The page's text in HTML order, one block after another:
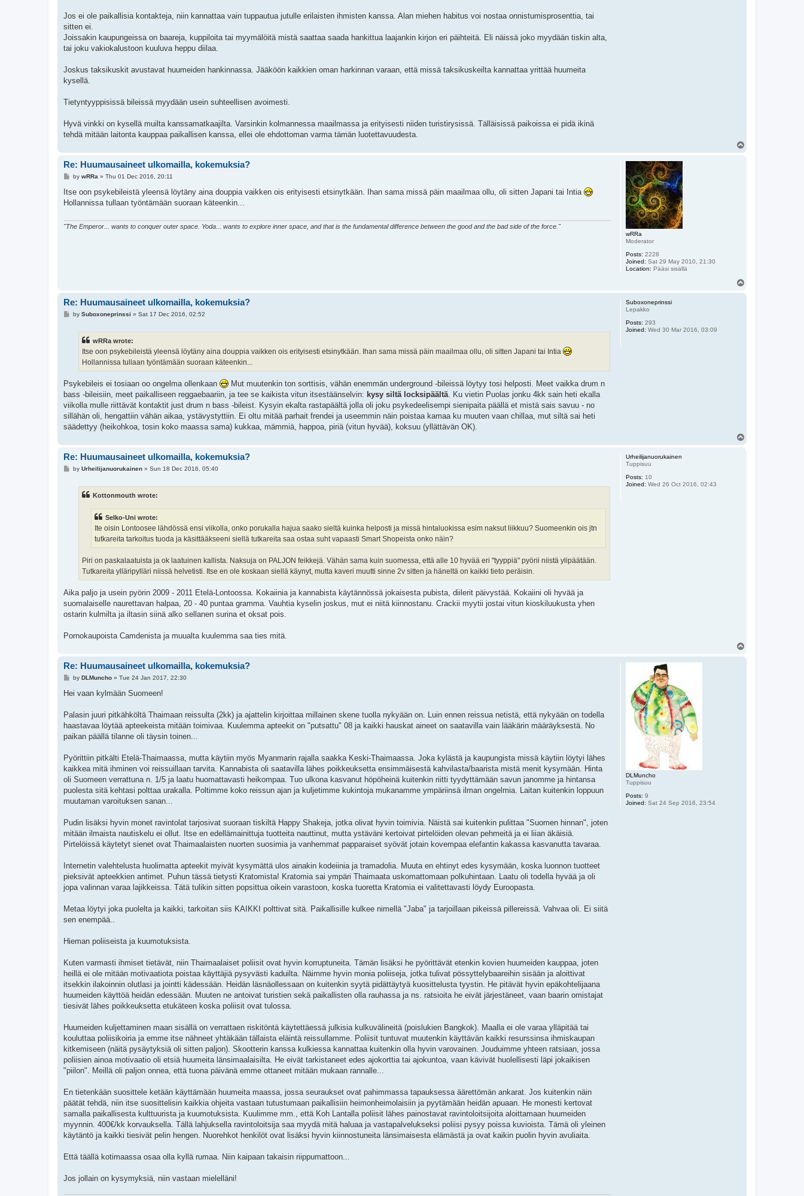
Jos ei ole paikallisia kontakteja, niin kannattaa vain tuppautua jutulle erilaisten ihmisten kanssa. Alan miehen habitus voi nostaa onnistumisprosenttia, tai
sitten ei.
Joissakin kaupungeissa on baareja, kuppiloita tai myymälöitä mistä saattaa saada hankittua laajankin kirjon eri päihteitä. Eli näissä joko myydään tiskin alta,
tai joku vakiokalustoon kuuluva heppu diilaa.
Joskus taksikuskit avustavat huumeiden hankinnassa. Jääköön kaikkien oman harkinnan varaan, että missä taksikuskeilta kannattaa yrittää huumeita
kysellä.
Tietyntyyppisissä bileissä myydään usein suhteellisen avoimesti.
Hyvä vinkki on kysellä muilta kanssamatkaajilta. Varsinkin kolmannessa maailmassa ja erityisesti niiden turistirysissä. Tälläisissä paikoissa ei pidä ikinä
tehdä mitään laitonta kauppaa paikallisen kanssa, ellei ole ehdottoman varma tämän luotettavuudesta.
wRRa
Moderator
Posts: 2228
Joined: Sat 29 May 2010, 21:30
Location: Pääsi sisällä
Re: Huumausaineet ulkomailla, kokemuksia?
P
s
by wRRa » Thu 01 Dec 2016, 20:11
Itse oon psykebileistä yleensä löytäny aina douppia vaikken ois erityisesti etsinytkään. Ihan sama missä päin maailmaa ollu, oli sitten Japani tai Intia
Hollannissa tullaan työntämään suoraan käteenkin...
"The Emperor... wants to conquer outer space. Yoda... wants to explore inner space, and that is the fundamental difference between the good and the bad side of the force."
Suboxoneprinssi
Lepakko
Posts: 293
Joined: Wed 30 Mar 2016, 03:09
Re: Huumausaineet ulkomailla, kokemuksia?
Pby Suboxoneprinssi » Sat 17 Dec 2016, 02:52
wRRa wrote:
Itse oon psykebileistä yleensä löytäny aina douppia vaikken ois erityisesti etsinytkään. Ihan sama missä päin maailmaa ollu, oli sitten Japani tai Intia
Hollannissa tullaan työntämään suoraan käteenkin...
Psykebileis ei tosiaan oo ongelma ollenkaan
Mut muutenkin ton sorttisis, vähän enemmän underground -bileissä löytyy tosi helposti. Meet vaikka drum n
bass -bileisiin, meet paikalliseen reggaebaariin, ja tee se kaikista vitun itsestäänselvin: kysy siltä locksipäältä. Ku vietin Puolas jonku 4kk sain heti ekalla
viikolla mulle riittävät kontaktit just drum n bass -bileist. Kysyin ekalta rastapäältä jolla oli joku psykedeelisempi sienipaita päällä et mistä sais savuu - no
sillähän oli, hengattiin vähän aikaa, ystävystyttiin. Ei oltu mitää parhait frendei ja useemmin näin poistaa kamaa ku muuten vaan chillaa, mut siltä sai heti
säädettyy (heikohkoa, tosin koko maassa sama) kukkaa, mämmiä, happoa, piriä (vitun hyvää), koksuu (yllättävän OK).
Urheilijanuorukainen
Tuppisuu
Posts: 10
Joined: Wed 26 Oct 2016, 02:43
Re: Huumausaineet ulkomailla, kokemuksia?
Pby Urheilijanuorukainen» Sun 18 Dec 2016, 05:40
Kottonmouth wrote:
Selko-Uni wrote:
Ite oisin Lontoosee lähdössä ensi viikolla, onko porukalla hajua saako sieltä kuinka helposti ja missä hintaluokissa esim naksut liikkuu? Suomeenkin ois jtn
tutkareita tarkoitus tuoda ja käsittääkseeni siellä tutkareita saa ostaa suht vapaasti Smart Shopeista onko näin?
Piri on paskalaatuista ja ok laatuinen kallista. Naksuja on PALJON feikkejä. Vähän sama kuin suomessa, että alle 10 hyvää eri "tyyppiä" pyörii niistä ylipäätään.
Tutkareita ylläripylläri niissä helvetisti. Itse en ole koskaan siellä käynyt, mutta kaveri muutti sinne 2v sitten ja häneltä on kaikki tieto peräisin.
Aika paljo ja usein pyörin 2009 - 2011 Etelä-Lontoossa. Kokaiinia ja kannabista käytännössä jokaisesta pubista, diilerit päivystää. Kokaiini oli hyvää ja
suomalaiselle naurettavan halpaa, 20 - 40 puntaa gramma. Vauhtia kyselin joskus, mut ei niitä kiinnostanu. Crackii myytii jostai vitun kioskiluukusta yhen
ostarin kulmilta ja iltasin siinä alko sellanen surina et oksat pois.
Pornokaupoista Camdenista ja muualta kuulemma saa ties mitä.
DLMuncho
Tuppisuu
Posts: 9
Joined: Sat 24 Sep 2016, 23:54
Re: Huumausaineet ulkomailla, kokemuksia?
P
s
by DLMuncho» Tue 24 Jan 2017, 22:30
Hei vaan kylmään Suomeen!
Palasin juuri pitkähköltä Thaimaan reissulta (2kk) ja ajattelin kirjoittaa millainen skene tuolla nykyään on. Luin ennen reissua netistä, että nykyään on todella
haastavaa löytää apteekeista mitään toimivaa. Kuulemma apteekit on "putsattu" 08 ja kaikki hauskat aineet on saatavilla vain lääkärin määräyksestä. No
paikan päällä tilanne oli täysin toinen...
Pyörittiin pitkälti Etelä-Thaimaassa, mutta käytiin myös Myanmarin rajalla saakka Keski-Thaimaassa. Joka kylästä ja kaupungista missä käytiin löytyi lähes
kaikkea mitä ihminen voi reissuillaan tarvita. Kannabista oli saatavilla lähes poikkeuksetta ensimmäisestä kahvilasta/baarista mistä menit kysymään. Hinta
oli Suomeen verrattuna n. 1/5 ja laatu huomattavasti heikompaa. Tuo ulkona kasvanut höpöheinä kuitenkin riitti tyydyttämään savun janomme ja hintansa
puolesta sitä kehtasi polttaa urakalla. Poltimme koko reissun ajan ja kuljetimme kukintoja mukanamme ympäriinsä ilman ongelmia. Laitan kuitenkin loppuun
muutaman varoituksen sanan...
Pudin lisäksi hyvin monet ravintolat tarjosivat suoraan tiskiltä Happy Shakeja, jotka olivat hyvin toimivia. Näistä sai kuitenkin pulittaa "Suomen hinnan", joten
mitään ilmaista nautiskelu ei ollut. Itse en edellämainittuja tuotteita nauttinut, mutta ystäväni kertoivat pirtelöiden olevan pehmeitä ja ei liian äkäisiä.
Pirtelöissä käytetyt sienet ovat Thaimaalaisten nuorten suosimia ja vanhemmat papparaiset syövät jotain kovempaa elefantin kakassa kasvanutta tavaraa.
Internetin valehtelusta huolimatta apteekit myivät kysymättä ulos ainakin kodeiinia ja tramadolia. Muuta en ehtinyt edes kysymään, koska luonnon tuotteet
pieksivät apteekkien antimet. Puhun tässä tietysti Kratomista! Kratomia sai ympäri Thaimaata uskomattomaan polkuhintaan. Laatu oli todella hyvää ja oli
jopa valinnan varaa lajikkeissa. Tätä tulikin sitten popsittua oikein varastoon, koska tuoretta Kratomia ei valitettavasti löydy Euroopasta.
Metaa löytyi joka puolelta ja kaikki, tarkoitan siis KAIKKI polttivat sitä. Paikallisille kulkee nimellä "Jaba" ja tarjoillaan pikeissä pillereissä. Vahvaa oli. Ei siitä
sen enempää..
Hieman poliiseista ja kuumotuksista.
Kuten varmasti ihmiset tietävät, niin Thaimaalaiset poliisit ovat hyvin korruptuneita. Tämän lisäksi he pyörittävät etenkin kovien huumeiden kauppaa, joten
heillä ei ole mitään motivaatiota poistaa käyttäjiä pysyvästi kaduilta. Näimme hyvin monia poliiseja, jotka tulivat pössyttelybaareihin sisään ja aloittivat
itsekkin ilakoinnin olutlasi ja jointti kädessään. Heidän läsnäollessaan on kuitenkin syytä pidättäytyä kuosittelusta tyystin. He pitävät hyvin epäkohtelijaana
huumeiden käyttöä heidän edessään. Muuten ne antoivat turistien sekä paikallisten olla rauhassa ja ns. ratsioita he eivät järjestäneet, vaan baarin omistajat
tiesivät lähes poikkeuksetta etukäteen koska poliisit ovat tulossa.
Huumeiden kuljettaminen maan sisällä on verrattaen riskitöntä käytettäessä julkisia kulkuvälineitä (poislukien Bangkok). Maalla ei ole varaa ylläpitää tai
kouluttaa poliisikoiria ja emme itse nähneet yhtäkään tällaista eläintä reissullamme. Poliisit tuntuvat muutenkin käyttävän kaikki resurssinsa ihmiskaupan
kitkemiseen (näitä pysäytyksiä oli sitten paljon). Skootterin kanssa kulkiessa kannattaa kuitenkin olla hyvin varovainen. Jouduimme yhteen ratsiaan, jossa
poliisien ainoa motivaatio oli etsiä huumeita länsimaalaisilta. He eivät tarkistaneet edes ajokorttia tai ajokuntoa, vaan kävivät huolellisesti läpi jokaikisen
"piilon". Meillä oli paljon onnea, että tuona päivänä emme ottaneet mitään mukaan rannalle...
En tietenkään suosittele ketään käyttämään huumeita maassa, jossa seuraukset ovat pahimmassa tapauksessa äärettömän ankarat. Jos kuitenkin näin
päätät tehdä, niin itse suosittelisin kaikkia ohjeita vastaan tutustumaan paikallisiin heimonheimolaisiin ja pyytämään heidän apuaan. He monesti kertovat
samalla paikallisesta kulttuurista ja kuumotuksista. Kuulimme mm., että Koh Lantalla poliisit lähes painostavat ravintoloitsijoita aloittamaan huumeiden
myynnin. 400€/kk korvauksella. Tällä lahjuksella ravintoloitsija saa myydä mitä haluaa ja vastapalvelukseksi poliisi pysyy poissa kuvioista. Tämä oli yleinen
käytäntö ja kaikki tiesivät pelin hengen. Nuorehkot henkilöt ovat lisäksi hyvin kiinnostuneita länsimaisesta elämästä ja ovat kaikin puolin hyvin avuliaita.
Että täällä kotimaassa osaa olla kyllä rumaa. Niin kaipaan takaisin riippumattoon...
Jos jollain on kysymyksiä, niin vastaan mielelläni!